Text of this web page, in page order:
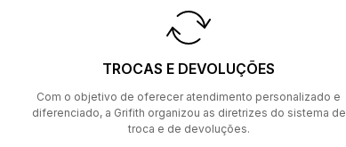
TROCAS E DEVOLUÇÕES
Com o objetivo de oferecer atendimento personalizado e
diferenciado, a Grifith organizou as diretrizes do sistema de
troca e de devoluções.